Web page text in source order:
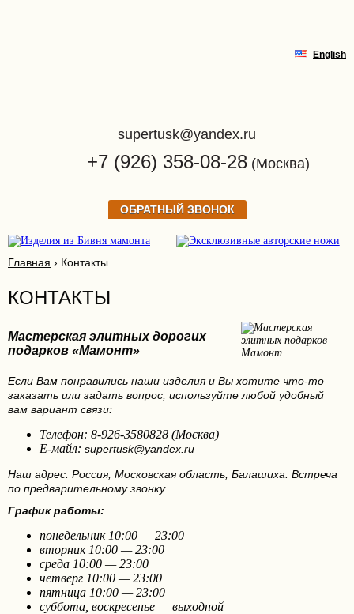
supertusk@yandex.ru
English
+7 (926) 358-08-28 (Москва)
ОБРАТНЫЙ ЗВОНОК
Главная › Контакты
КОНТАКТЫ
Мастерская элитных дорогих
подарков «Мамонт»
Если Вам понравились наши изделия и Вы хотите что-то
заказать или задать вопрос, используйте любой удобный
вам вариант связи:
Телефон: 8-926-3580828 (Москва)
Е-майл: supertusk@yandex.ru
Наш адрес: Россия, Московская область, Балашиха. Встреча
по предварительному звонку.
График работы:
понедельник 10:00 — 23:00
вторник 10:00 — 23:00
среда 10:00 — 23:00
четверг 10:00 — 23:00
пятница 10:00 — 23:00
суббота, воскресенье — выходной